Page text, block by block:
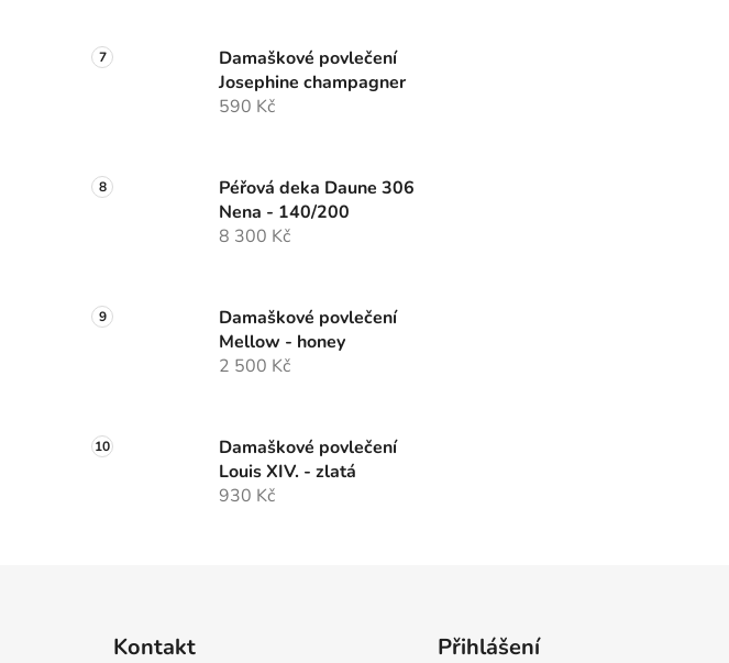
Damaškové povlečení
Josephine champagner
590 Kč
Péřová deka Daune 306
Nena - 140/200
8 300 Kč
Damaškové povlečení
Mellow - honey
2 500 Kč
Damaškové povlečení
Louis XIV. - zlatá
930 Kč
Kontakt Přihlášení